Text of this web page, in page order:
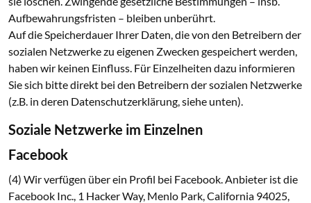
Aufbewahrungsfristen – bleiben unberührt.
Auf die Speicherdauer Ihrer Daten, die von den Betreibern der
sozialen Netzwerke zu eigenen Zwecken gespeichert werden,
haben wir keinen Einfluss. Für Einzelheiten dazu informieren
Sie sich bitte direkt bei den Betreibern der sozialen Netzwerke
(z.B. in deren Datenschutzerklärung, siehe unten).
Soziale Netzwerke im Einzelnen
Facebook
(4) Wir verfügen über ein Profil bei Facebook. Anbieter ist die
Facebook Inc., 1 Hacker Way, Menlo Park, California 94025,